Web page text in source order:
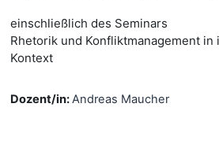
einschließlich des Seminars
Rhetorik und Konfliktmanagement in
Kontext
Dozent/in:Andreas Maucher